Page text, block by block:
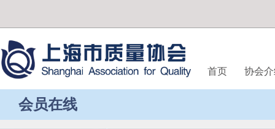
首页 协会
会员在线